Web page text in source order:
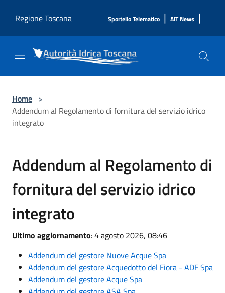
Regione Toscana
Sportello Telematico | AIT News |
Home >
Addendum al Regolamento di fornitura del servizio idrico
integrato
Addendum al Regolamento di
fornitura del servizio idrico
integrato
Ultimo aggiornamento: 4 agosto 2026, 08:46
Addendum del gestore Nuove Acque Spa
Addendum del gestore Acquedotto del Fiora - ADF Spa
Addendum del gestore Acque Spa